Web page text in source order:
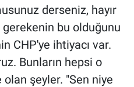
derseniz, hayır
bu olduğunu
CHP'ye ihtiyacı var.
Bunların hepsi o
şeyler. "Sen niye